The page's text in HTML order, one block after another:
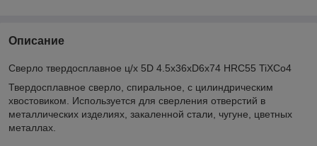
Описание
Сверло твердосплавное ц/х 5D 4.5x36xD6x74 HRC55 TiXCo4
Твердосплавное сверло, спиральное, с цилиндрическим
хвостовиком. Используется для сверления отверстий в
металлических изделиях, закаленной стали, чугуне, цветных
металлах.